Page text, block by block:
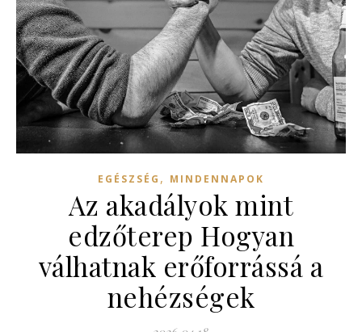
EGÉSZSÉG , MINDENNAPOK
Az akadályok mint
edzőterep Hogyan
válhatnak erőforrássá a
nehézségek